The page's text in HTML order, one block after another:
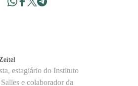
estagiário do Instituto
e colaborador da